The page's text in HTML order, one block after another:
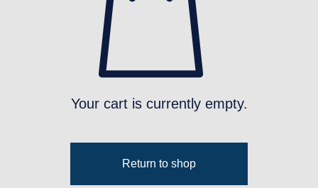
Your cart is currently empty.
Return to shop